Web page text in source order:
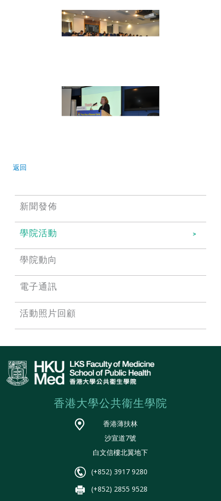
返回
新聞發佈
學院活動
學院動向
電子通訊
活動照片回顧
香港大學公共衞生學院
香港薄扶林
沙宣道7號
白文信樓北翼地下
(+852) 3917 9280
(+852) 2855 9528